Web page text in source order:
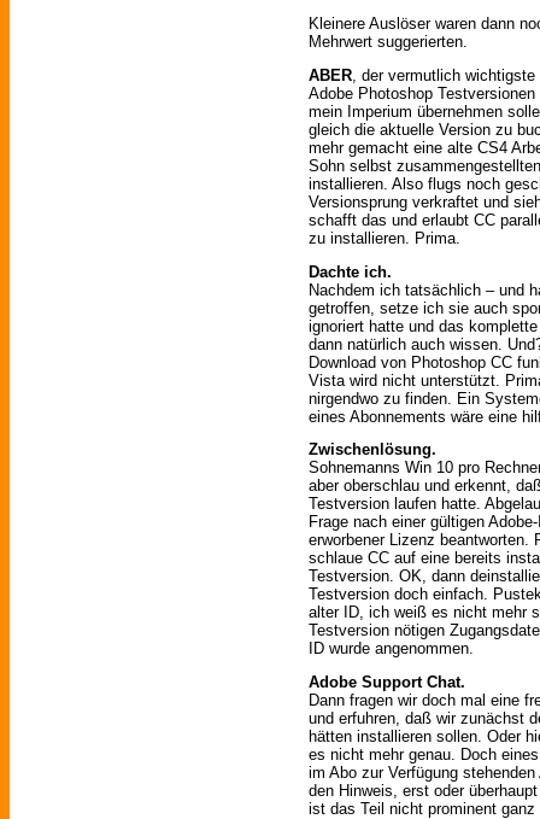
Kleinere Auslöser waren dann
Mehrwert suggerierten.
ABER , der vermutlich
Adobe Photoshop
mein Imperium übernehmen
gleich die aktuelle Version zu
mehr gemacht eine alte CS4
Sohn selbst
installieren. Also flugs noch
Versionsprung verkraftet und
schafft das und erlaubt CC
zu installieren. Prima.
Dachte ich.
Nachdem ich tatsächlich – und
getroffen, setze ich sie auch
ignoriert hatte und das
dann natürlich auch wissen.
Download von Photoshop CC
Vista wird nicht unterstützt.
nirgendwo zu finden. Ein
eines Abonnements wäre eine
Zwischenlösung.
Sohnemanns Win 10 pro
aber oberschlau und erkennt,
Testversion laufen hatte.
Frage nach einer gültigen
erworbener Lizenz
schlaue CC auf eine bereits
Testversion. OK, dann
Testversion doch einfach.
alter ID, ich weiß es nicht mehr
Testversion nötigen
ID wurde angenommen.
Adobe Support Chat.
Dann fragen wir doch mal eine
und erfuhren, daß wir zunächst
hätten installieren sollen. Oder
es nicht mehr genau. Doch
im Abo zur Verfügung
den Hinweis, erst oder
ist das Teil nicht prominent